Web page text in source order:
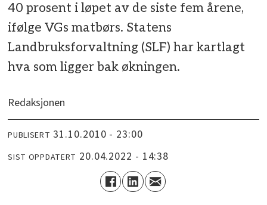
40 prosent i løpet av de siste fem årene,
ifølge VGs matbørs. Statens
Landbruksforvaltning (SLF) har kartlagt
hva som ligger bak økningen.
Redaksjonen
PUBLISERT 31.10.2010 - 23:00
SIST OPPDATERT 20.04.2022 - 14:38